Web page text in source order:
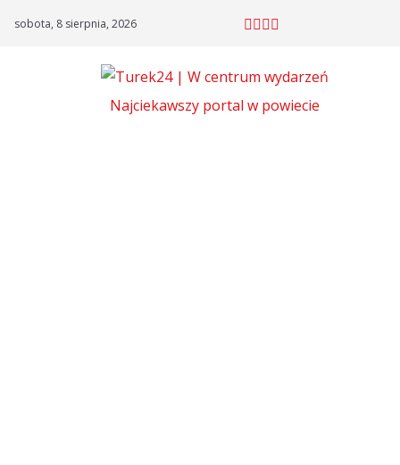
sobota, 8 sierpnia, 2026
Najciekawszy portal w powiecie